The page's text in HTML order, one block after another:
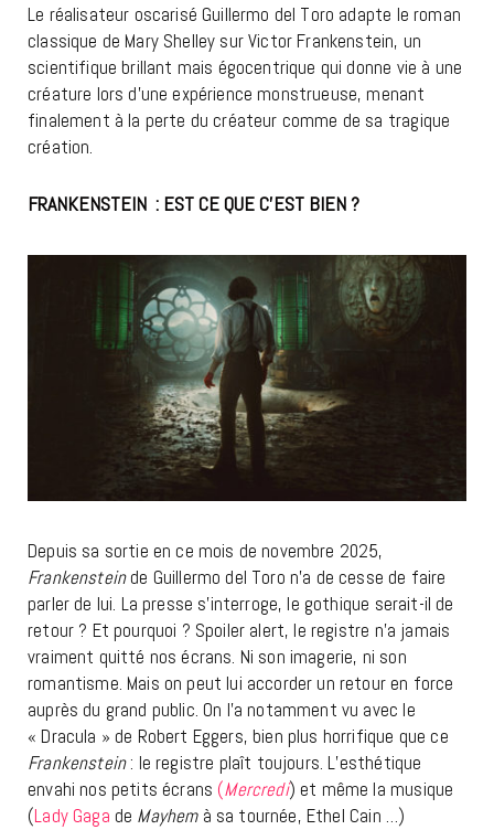
Le réalisateur oscarisé Guillermo del Toro adapte le roman
classique de Mary Shelley sur Victor Frankenstein, un
scientifique brillant mais égocentrique qui donne vie à une
créature lors d’une expérience monstrueuse, menant
finalement à la perte du créateur comme de sa tragique
création.
FRANKENSTEIN : EST CE QUE C’EST BIEN ?
Depuis sa sortie en ce mois de novembre 2025,
Frankensteinde Guillermo del Toro n’a de cesse de faire
parler de lui. La presse s’interroge, le gothique serait-il de
retour ? Et pourquoi ? Spoiler alert, le registre n’a jamais
vraiment quitté nos écrans. Ni son imagerie, ni son
romantisme. Mais on peut lui accorder un retour en force
auprès du grand public. On l’a notamment vu avec le
« Dracula » de Robert Eggers, bien plus horrifique que ce
Frankenstein: le registre plaît toujours. L’esthétique
envahi nos petits écrans (Mercredi) et même la musique
(Lady Gaga de Mayhemà sa tournée, Ethel Cain …)